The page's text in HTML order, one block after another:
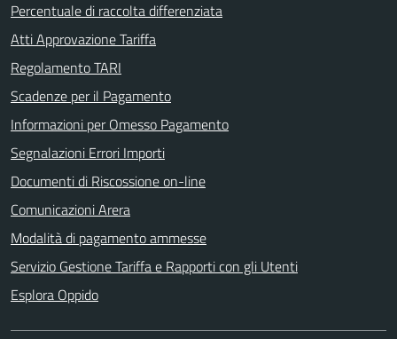
Percentuale di raccolta differenziata
Atti Approvazione Tariffa
Regolamento TARI
Scadenze per il Pagamento
Informazioni per Omesso Pagamento
Segnalazioni Errori Importi
Documenti di Riscossione on-line
Comunicazioni Arera
Modalità di pagamento ammesse
Servizio Gestione Tariffa e Rapporti con gli Utenti
Esplora Oppido